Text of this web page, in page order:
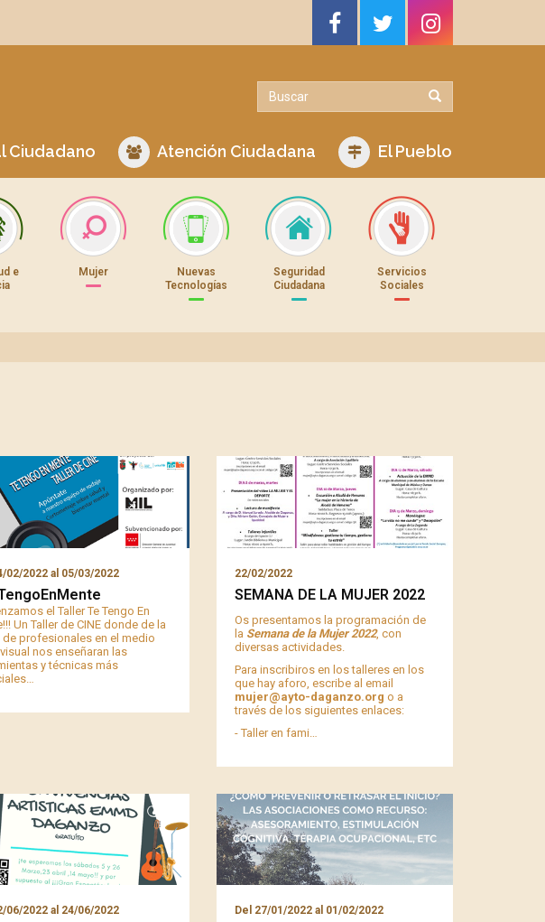
Ciudadano Atención Ciudadana El Pueblo
e
Mujer
Nuevas
Tecnologías
Seguridad
Ciudadana
Servicios
Sociales
02/2022 al 05/03/2022
el Taller Te Tengo En
Un Taller de CINE donde de la
de profesionales en el medio
nos enseñaran las
y técnicas más
22/02/2022
SEMANA DE LA MUJER 2022
Os presentamos la programación de
la Semana de la Mujer 2022, con
diversas actividades.
Para inscribiros en los talleres en los
que hay aforo, escribe al email
mujer@ayto-daganzo.org o a
través de los siguientes enlaces:
- Taller en fami…
06/2022 al 24/06/2022 Del 27/01/2022 al 01/02/2022